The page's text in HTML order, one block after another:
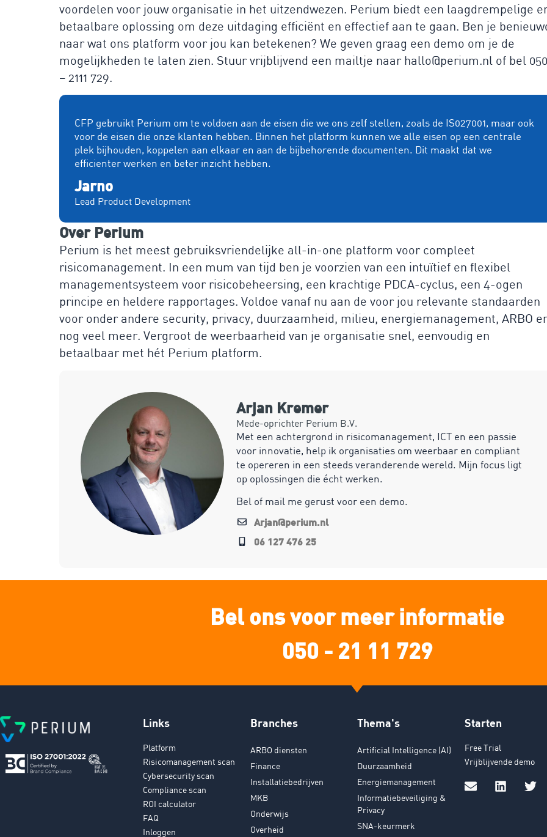
voordelen voor jouw organisatie in het uitzendwezen. Perium biedt een laagdrempelige
betaalbare oplossing om deze uitdaging efficiënt en effectief aan te gaan. Ben je
naar wat ons platform voor jou kan betekenen? We geven graag een demo om je de
mogelijkheden te laten zien. Stuur vrijblijvend een mailtje naar hallo@perium.nl of bel 050
– 2111 729.
CFP gebruikt Perium om te voldoen aan de eisen die we ons zelf stellen, zoals de IS027001, maar ook
voor de eisen die onze klanten hebben. Binnen het platform kunnen we alle eisen op een centrale
plek bijhouden, koppelen aan elkaar en aan de bijbehorende documenten. Dit maakt dat we
efficienter werken en beter inzicht hebben.
Jarno
Lead Product Development
Over Perium
Perium is het meest gebruiksvriendelijke all-in-one platform voor compleet
risicomanagement. In een mum van tijd ben je voorzien van een intuïtief en flexibel
managementsysteem voor risicobeheersing, een krachtige PDCA-cyclus, een 4-ogen
principe en heldere rapportages. Voldoe vanaf nu aan de voor jou relevante standaarden
voor onder andere security, privacy, duurzaamheid, milieu, energiemanagement, ARBO
nog veel meer. Vergroot de weerbaarheid van je organisatie snel, eenvoudig en
betaalbaar met hét Perium platform.
Arjan Kremer
Mede-oprichter Perium B.V.
Met een achtergrond in risicomanagement, ICT en een passie
voor innovatie, help ik organisaties om weerbaar en compliant
te opereren in een steeds veranderende wereld. Mijn focus ligt
op oplossingen die écht werken.
Bel of mail me gerust voor een demo.
Arjan@perium.nl
06 127 476 25
Bel ons voor meer informatie
050 - 21 11 729
Links
Platform
Risicomanagement scan
Cybersecurity scan
Compliance scan
ROI calculator
FAQ
Inloggen
Branches
ARBO diensten
Finance
Installatiebedrijven
MKB
Onderwijs
Overheid
Thema's
Artificial Intelligence (AI)
Duurzaamheid
Energiemanagement
Informatiebeveiliging &
Privacy
SNA-keurmerk
Starten
Free Trial
Vrijblijvende demo